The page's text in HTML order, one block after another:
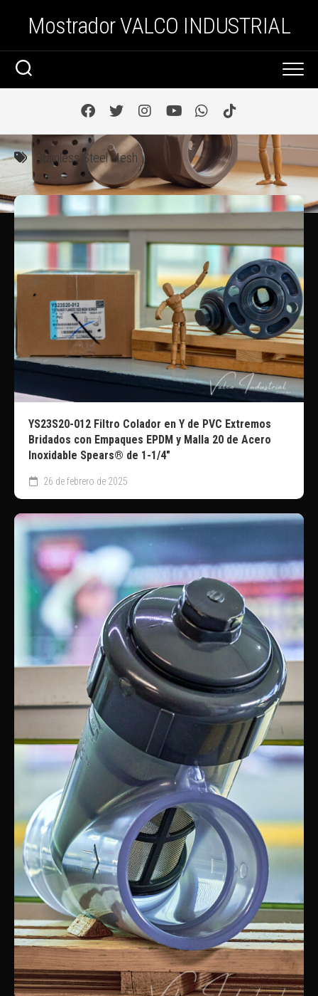
Mostrador VALCO INDUSTRIAL
Stainless Steel Mesh
YS23S20-012 Filtro Colador en Y de PVC Extremos
Bridados con Empaques EPDM y Malla 20 de Acero
Inoxidable Spears® de 1-1/4″
26 de febrero de 2025